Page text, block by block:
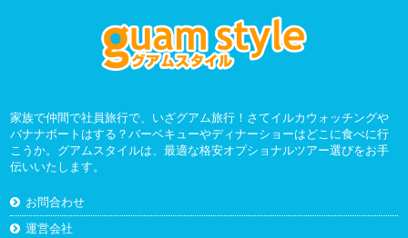
家族で仲間で社員旅行で、いざグアム旅行！さてイルカウォッチングや
バナナボートはする？バーベキューやディナーショーはどこに食べに行
こうか。グアムスタイルは、最適な格安オプショナルツアー選びをお手
伝いいたします。
お問合わせ
運営会社